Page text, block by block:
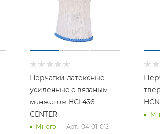
Перчатки латексные
усиленные с вязаным
манжетом HCL436
CENTER
Много Арт.: 04-01-012